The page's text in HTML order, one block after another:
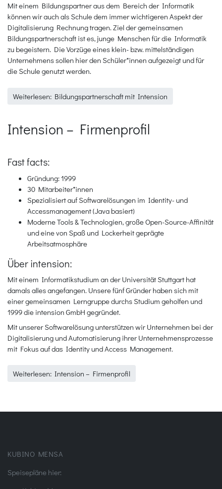
Mit einem Bildungspartner aus dem Bereich der Informatik
können wir auch als Schule dem immer wichtigeren Aspekt der
Digitalisierung Rechnung tragen. Ziel der gemeinsamen
Bildungspartnerschaft ist es, junge Menschen für die Informatik
zu begeistern. Die Vorzüge eines klein- bzw. mittelständigen
Unternehmens sollen hier den Schüler*innen aufgezeigt und für
die Schule genutzt werden.
Weiterlesen: Bildungspartnerschaft mit Intension
Intension – Firmenprofil
Fast facts:
Gründung: 1999
30 Mitarbeiter*innen
Spezialisiert auf Softwarelösungen im Identity- und
Accessmanagement (Java basiert)
Moderne Tools & Technologien, große Open-Source-Affinität
und eine von Spaß und Lockerheit geprägte
Arbeitsatmosphäre
Über intension:
Mit einem Informatikstudium an der Universität Stuttgart hat
damals alles angefangen. Unsere fünf Gründer haben sich mit
einer gemeinsamen Lerngruppe durchs Studium geholfen und
1999 die intension GmbH gegründet.
Mit unserer Softwarelösung unterstützen wir Unternehmen bei der
Digitalisierung und Automatisierung ihrer Unternehmensprozesse
mit Fokus auf das Identity und Access Management.
Weiterlesen: Intension – Firmenprofil
KUBINO MENSA
Speisepläne hier: